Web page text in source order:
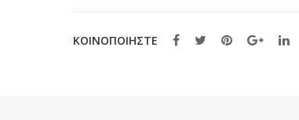
ΚΟΙΝΟΠΟΙΗΣΤΕ